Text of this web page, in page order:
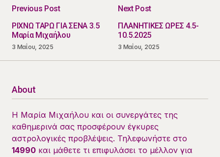
Previous Post
ΡΙΧΝΩ ΤΑΡΩ ΓΙΑ ΣΕΝΑ 3.5
Μαρία Μιχαήλου
3 Μαΐου, 2025
Next Post
ΠΛΑΝΗΤΙΚΕΣ ΩΡΕΣ 4.5-
10.5.2025
3 Μαΐου, 2025
About
Η Μαρία Μιχαήλου και οι συνεργάτες της
καθημερινά σας προσφέρουν έγκυρες
αστρολογικές προβλέψεις. Τηλεφωνήστε στο
14990 και μάθετε τι επιφυλάσει το μέλλον για